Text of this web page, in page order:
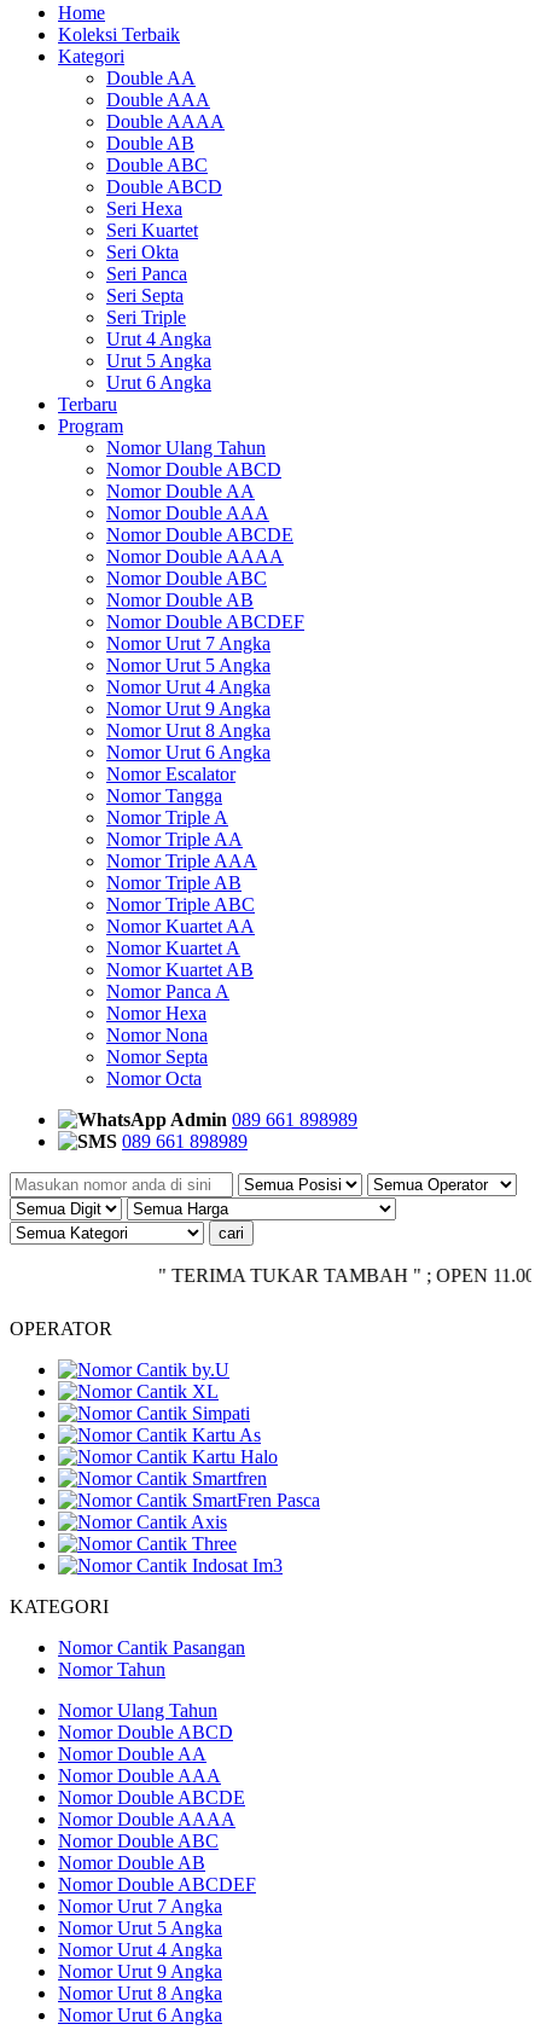
Home
Koleksi Terbaik
Kategori
Double AA
Double AAA
Double AAAA
Double AB
Double ABC
Double ABCD
Seri Hexa
Seri Kuartet
Seri Okta
Seri Panca
Seri Septa
Seri Triple
Urut 4 Angka
Urut 5 Angka
Urut 6 Angka
Terbaru
Program
Nomor Ulang Tahun
Nomor Double ABCD
Nomor Double AA
Nomor Double AAA
Nomor Double ABCDE
Nomor Double AAAA
Nomor Double ABC
Nomor Double AB
Nomor Double ABCDEF
Nomor Urut 7 Angka
Nomor Urut 5 Angka
Nomor Urut 4 Angka
Nomor Urut 9 Angka
Nomor Urut 8 Angka
Nomor Urut 6 Angka
Nomor Escalator
Nomor Tangga
Nomor Triple A
Nomor Triple AA
Nomor Triple AAA
Nomor Triple AB
Nomor Triple ABC
Nomor Kuartet AA
Nomor Kuartet A
Nomor Kuartet AB
Nomor Panca A
Nomor Hexa
Nomor Nona
Nomor Septa
Nomor Octa
Admin 089 661 898989
089 661 898989
" TERIMA TUKAR TAMBAH " ; OPEN 11.00 -
OPERATOR
KATEGORI
Nomor Cantik Pasangan
Nomor Tahun
Nomor Ulang Tahun
Nomor Double ABCD
Nomor Double AA
Nomor Double AAA
Nomor Double ABCDE
Nomor Double AAAA
Nomor Double ABC
Nomor Double AB
Nomor Double ABCDEF
Nomor Urut 7 Angka
Nomor Urut 5 Angka
Nomor Urut 4 Angka
Nomor Urut 9 Angka
Nomor Urut 8 Angka
Nomor Urut 6 Angka